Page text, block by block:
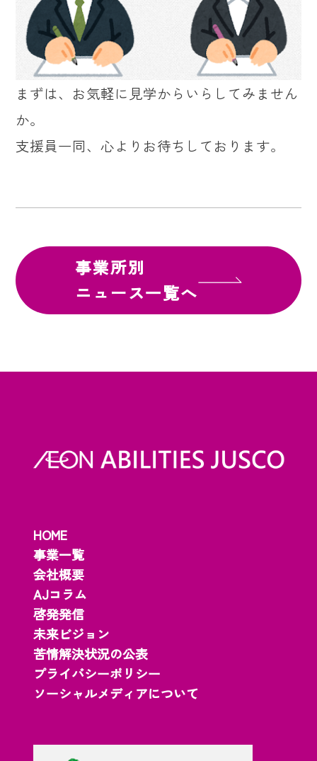
まずは、お気軽に見学からいらしてみません
か。
支援員一同、心よりお待ちしております。
事業所別
ニュース一覧へ
HOME
事業一覧
会社概要
AJコラム
啓発発信
未来ビジョン
苦情解決状況の公表
プライバシーポリシー
ソーシャルメディアについて